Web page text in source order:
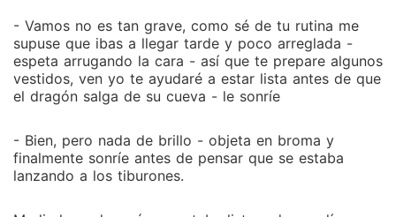
- Vamos no es tan grave, como sé de tu rutina me
supuse que ibas a llegar tarde y poco arreglada -
espeta arrugando la cara - así que te prepare algunos
vestidos, ven yo te ayudaré a estar lista antes de que
el dragón salga de su cueva - le sonríe
- Bien, pero nada de brillo - objeta en broma y
finalmente sonríe antes de pensar que se estaba
lanzando a los tiburones.